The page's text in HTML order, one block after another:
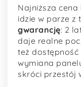
Najniższa
idzie w parze z
gwarancję: 2
daje realne
też dostępność
wymiana
skróci przestój